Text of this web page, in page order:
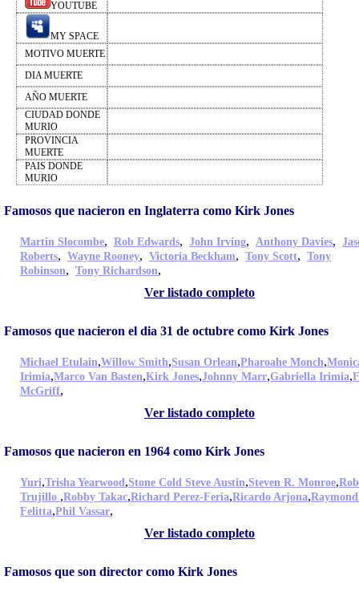
YOUTUBE
MY SPACE
MOTIVO MUERTE
DIA MUERTE
AÑO MUERTE
CIUDAD DONDE
MURIO
PROVINCIA
MUERTE
PAIS DONDE
MURIO
Famosos que nacieron en Inglaterra como Kirk Jones
Martin Slocombe, Rob Edwards, John Irving, Anthony Davies,
Roberts, Wayne Rooney, Victoria Beckham, Tony Scott, Tony
Robinson, Tony Richardson,
Ver listado completo
Famosos que nacieron el dia 31 de octubre como Kirk Jones
Michael Etulain,Willow Smith,Susan Orlean,Pharoahe Monch,
Irimia,Marco Van Basten,Kirk Jones,Johnny Marr,Gabriella Irimia,
McGriff,
Ver listado completo
Famosos que nacieron en 1964 como Kirk Jones
Yuri,Trisha Yearwood,Stone Cold Steve Austin,Steven R. Monroe,
Trujillo ,Robby Takac,Richard Perez-Feria,Ricardo Arjona,
Felitta,Phil Vassar,
Ver listado completo
Famosos que son director como Kirk Jones